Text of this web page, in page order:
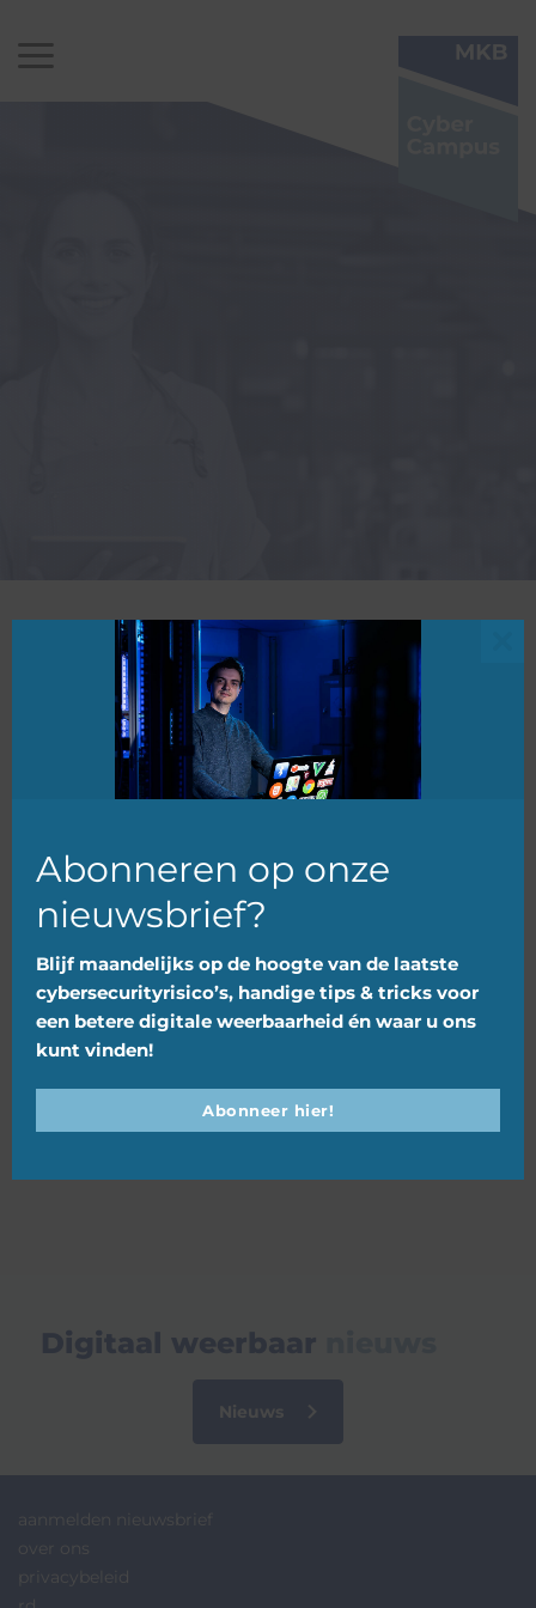
Berichten
Categorie | mkb
Wat u moet weten over de
Cyberbeveiligingswet
Digitaal weerbaar
Nieuws
aanmelden nieuwsbrief
over ons
privacybeleid
Abonneren op onze
nieuwsbrief?
Blijf maandelijks op de hoogte van de laatste
cybersecurityrisico’s, handige tips & tricks voor
een betere digitale weerbaarheid én waar u ons
kunt vinden!
Abonneer hier!